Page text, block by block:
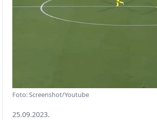
Foto: Screenshot/Youtube
25.09.2023.